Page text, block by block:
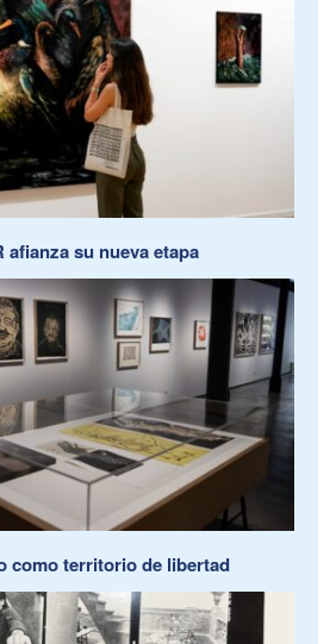
afianza su nueva etapa
como territorio de libertad